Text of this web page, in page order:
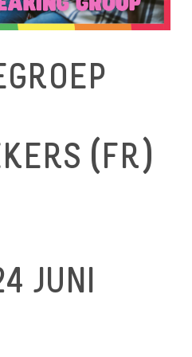
(FR)
JUNI